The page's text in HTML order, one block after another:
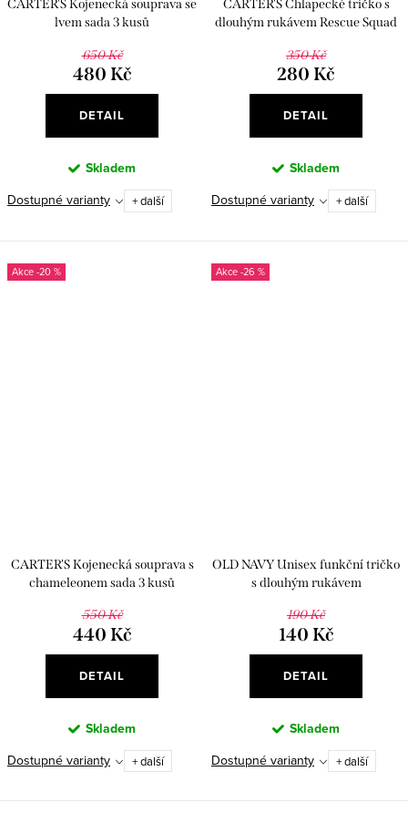
CARTER'S Kojenecká souprava se
lvem sada 3 kusů
650 Kč
480 Kč
DETAIL
Skladem
Dostupné varianty + další
CARTER'S Chlapecké tričko s
dlouhým rukávem Rescue Squad
350 Kč
280 Kč
DETAIL
Skladem
Dostupné varianty + další
-20 %
CARTER'S Kojenecká souprava s
chameleonem sada 3 kusů
550 Kč
440 Kč
DETAIL
Skladem
Dostupné varianty + další
-26 %
OLD NAVY Unisex funkční tričko
s dlouhým rukávem
190 Kč
140 Kč
DETAIL
Skladem
Dostupné varianty + další